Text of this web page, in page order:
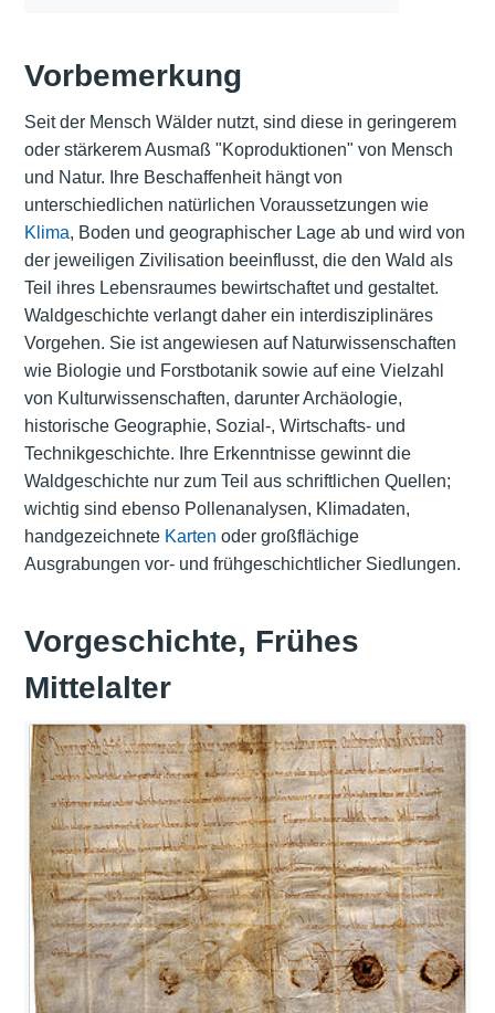
Vorbemerkung
Seit der Mensch Wälder nutzt, sind diese in geringerem
oder stärkerem Ausmaß "Koproduktionen" von Mensch
und Natur. Ihre Beschaffenheit hängt von
unterschiedlichen natürlichen Voraussetzungen wie
Klima, Boden und geographischer Lage ab und wird von
der jeweiligen Zivilisation beeinflusst, die den Wald als
Teil ihres Lebensraumes bewirtschaftet und gestaltet.
Waldgeschichte verlangt daher ein interdisziplinäres
Vorgehen. Sie ist angewiesen auf Naturwissenschaften
wie Biologie und Forstbotanik sowie auf eine Vielzahl
von Kulturwissenschaften, darunter Archäologie,
historische Geographie, Sozial-, Wirtschafts- und
Technikgeschichte. Ihre Erkenntnisse gewinnt die
Waldgeschichte nur zum Teil aus schriftlichen Quellen;
wichtig sind ebenso Pollenanalysen, Klimadaten,
handgezeichnete Karten oder großflächige
Ausgrabungen vor- und frühgeschichtlicher Siedlungen.
Vorgeschichte, Frühes
Mittelalter